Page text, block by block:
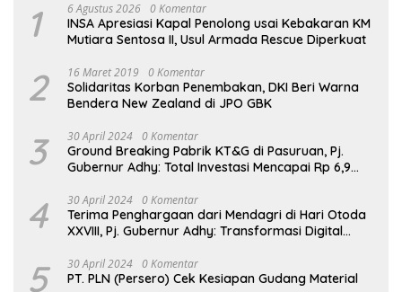
1 6 Agustus 2026 0 Komentar
INSA Apresiasi Kapal Penolong usai Kebakaran KM
Mutiara Sentosa II, Usul Armada Rescue Diperkuat
2 16 Maret 2019 0 Komentar
Solidaritas Korban Penembakan, DKI Beri Warna
Bendera New Zealand di JPO GBK
3 30 April 2024 0 Komentar
Ground Breaking Pabrik KT&G di Pasuruan, Pj.
Gubernur Adhy: Total Investasi Mencapai Rp 6,9
4 30 April 2024 0 Komentar
Terima Penghargaan dari Mendagri di Hari Otoda
XXVIII, Pj. Gubernur Adhy: Transformasi Digital
Keberhasilan Jatim
5 30 April 2024 0 Komentar
PT. PLN (Persero) Cek Kesiapan Gudang Material